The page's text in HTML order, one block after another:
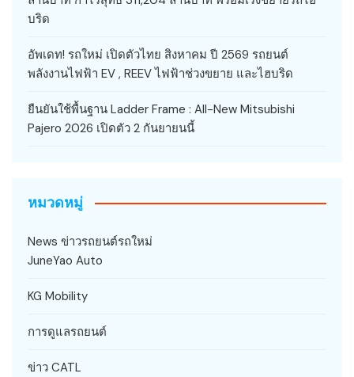
บริด
อัพเดท! รถใหม่ เปิดตัวไทย สิงหาคม ปี 2569 รถยนต์
พลังงานไฟฟ้า EV , REEV ไฟฟ้าช่วงขยาย และไฮบริด
ยืนยันใช้พื้นฐาน Ladder Frame : All-New Mitsubishi
Pajero 2026 เปิดตัว 2 กันยายนนี้
หมวดหมู่
News ข่าวรถยนต์รถใหม่
JuneYao Auto
KG Mobility
การดูแลรถยนต์
ข่าว CATL